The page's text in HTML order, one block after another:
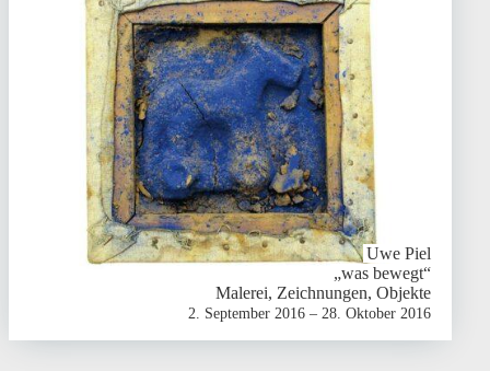
Uwe Piel
„was bewegt“
Malerei, Zeichnungen, Objekte
2. September 2016 – 28. Oktober 2016